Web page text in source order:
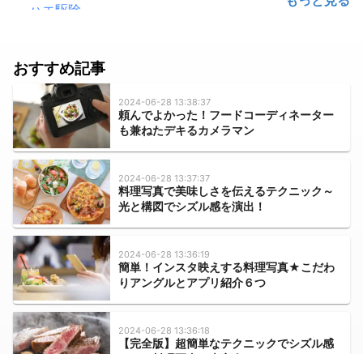
ハエ駆除
シロアリ駆除
毛虫・チャドクガ駆除
コウモリ駆除
クモ駆除
ハクビシン・アライグマ・狸・イタチ駆除
ムカデ・ヤスデ・ゲジゲジ駆除
水のトラブル
水道のつまり修理
浄水器の取付・交換
水道蛇口交換
水道の水漏れ修理
シャワーヘッド・シャワーホースの交換
おすすめ記事
2024-06-28 13:38:37
頼んでよかった！フードコーディネーター
も兼ねたデキるカメラマン
2024-06-28 13:37:37
料理写真で美味しさを伝えるテクニック～
光と構図でシズル感を演出！
2024-06-28 13:36:19
簡単！インスタ映えする料理写真★こだわ
りアングルとアプリ紹介６つ
2024-06-28 13:36:18
【完全版】超簡単なテクニックでシズル感